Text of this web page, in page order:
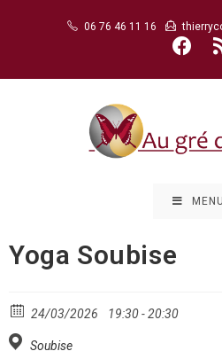
06 76 46 11 16
MENU
Yoga Soubise
24/03/2026 19:30 - 20:30
Soubise